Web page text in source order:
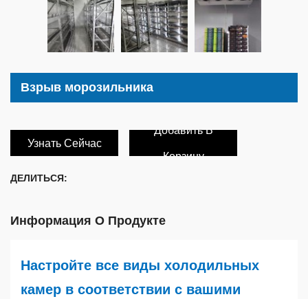
Взрыв морозильника
Узнать Сейчас
Добавить В
Корзину
ДЕЛИТЬСЯ:
Информация О Продукте
Настройте все виды холодильных
камер в соответствии с вашими